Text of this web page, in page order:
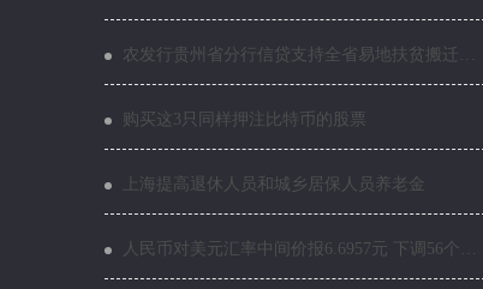
农发行贵州省分行信贷支持全省易地扶贫搬迁后续扶持
购买这3只同样押注比特币的股票
上海提高退休人员和城乡居保人员养老金
人民币对美元汇率中间价报6.6957元 下调56个基点